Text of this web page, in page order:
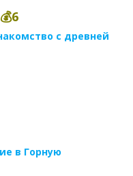
💰6
с древней
в Горную